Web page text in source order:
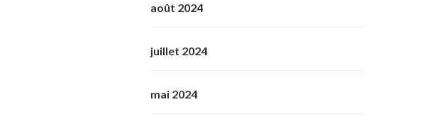
août 2024
juillet 2024
mai 2024